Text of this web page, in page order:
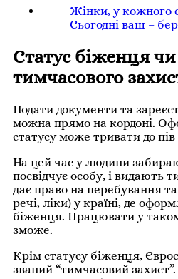
Жінки, у кожного
Сьогодні ваш –
Статус біженця чи
тимчасового
Подати документи та
можна прямо на кордоні.
статусу може тривати до пів
На цей час у людини
посвідчує особу, і видають
дає право на перебування
речі, ліки) у країні, де
біженця. Працювати у
зможе.
Крім статусу біженця,
званий “тимчасовий